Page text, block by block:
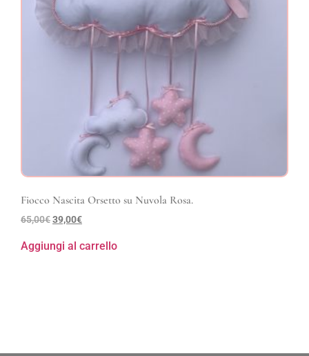
Fiocco Nascita Orsetto su Nuvola Rosa.
65,00€39,00€
Aggiungi al carrello